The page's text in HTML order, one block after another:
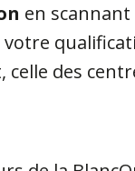
en scannant
des